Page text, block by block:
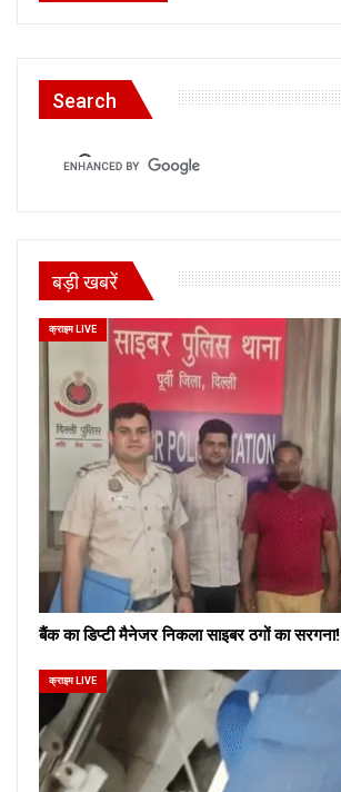
Search
बड़ी खबरें
क्राइम LIVE
बैंक का डिप्टी मैनेजर निकला साइबर ठगों का सरगना!
क्राइम LIVE